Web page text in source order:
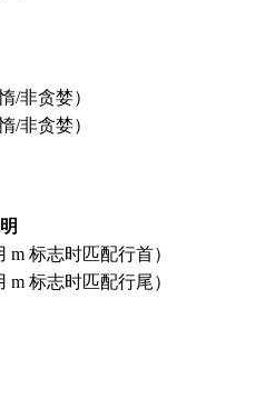
/非贪婪）
/非贪婪）
标志时匹配行首）
标志时匹配行尾）